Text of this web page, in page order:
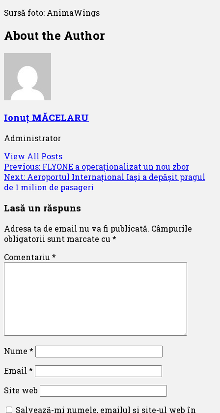
Sursă foto: AnimaWings
About the Author
Ionuț MĂCELARU
Administrator
View All Posts
Post
navigation
Previous: FLYONE a operaționalizat un nou zbor
Next: Aeroportul Internațional Iași a depășit pragul
de 1 milion de pasageri
Lasă un răspuns
Adresa ta de email nu va fi publicată. Câmpurile
obligatorii sunt marcate cu *
Comentariu *
Nume *
Email *
Site web
Salvează-mi numele, emailul și site-ul web în